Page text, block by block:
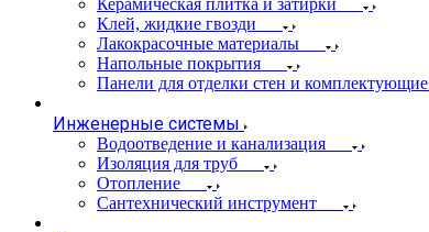
Керамическая плитка и затирки
Клей, жидкие гвозди
Лакокрасочные материалы
Напольные покрытия
Панели для отделки стен и комплектующие
Инженерные системы
Водоотведение и канализация
Изоляция для труб
Отопление
Сантехнический инструмент